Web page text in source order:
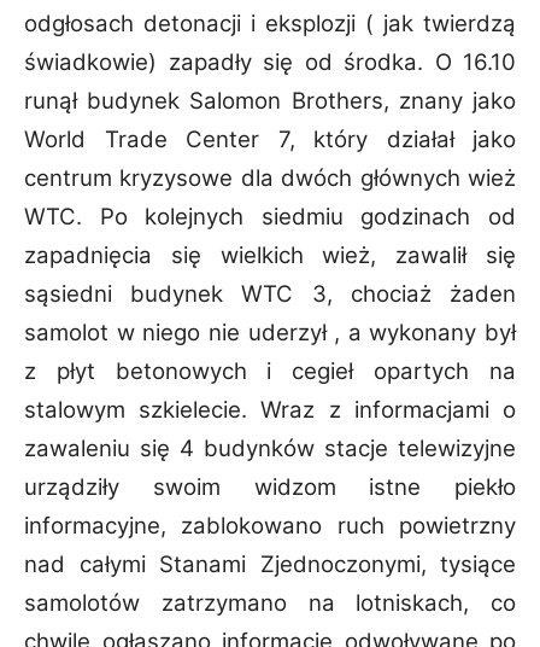
odgłosach detonacji i eksplozji ( jak twierdzą
świadkowie) zapadły się od środka. O 16.10
runął budynek Salomon Brothers, znany jako
World Trade
Center 7, który działał jako
centrum kryzysowe dla dwóch głównych wież
WTC. Po kolejnych
siedmiu godzinach od
zapadnięcia się wielkich wież, zawalił się
sąsiedni budynek WTC 3, chociaż żaden
samolot w niego nie uderzył , a wykonany był
z płyt betonowych i cegieł opartych
na
stalowym szkielecie. Wraz z informacjami o
zawaleniu się 4 budynków stacje telewizyjne
urządziły swoim widzom istne piekło
informacyjne, zablokowano ruch powietrzny
nad całymi Stanami Zjednoczonymi, tysiące
samolotów zatrzymano na lotniskach, co
chwilę ogłaszano informacje odwoływane po